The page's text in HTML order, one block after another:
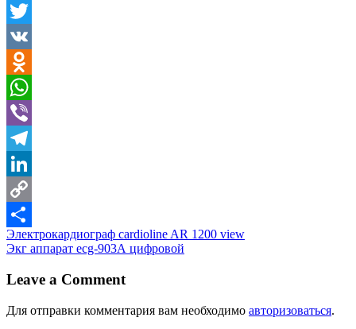
Facebook
Twitter
VK
Odnoklassniki
WhatsApp
Viber
Telegram
LinkedIn
Copy
Link
Отправить
Навигация
по
записям
Электрокардиограф cardioline AR 1200 view
Экг аппарат еcg-903А цифровой
Leave a Comment
Для отправки комментария вам необходимо авторизоваться.